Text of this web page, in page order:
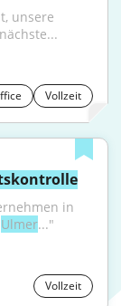
unsere
Vollzeit
in
Ulmer..."
Vollzeit